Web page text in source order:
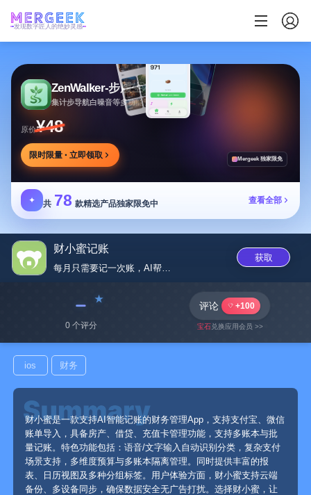
发现数字匠人的绝妙灵感
ZenWalker-步履生花
集计步导航白噪音等多功能于一体的健康应用
原价¥48
限时限量 · 立即领取 Mergeek 独家限免
✦ 共 78 款精选产品独家限免中 查看全部
财小蜜记账
每月只需要记一次账，AI帮你记...
获取
﹣
0 个评分
评论 +100
宝石兑换应用会员 >>
ios 财务
财小蜜是一款支持AI智能记账的财务管理App，支持支付宝、微信
账单导入，具备房产、借贷、充值卡管理功能，支持多账本与批
量记账。特色功能包括：语音/文字输入自动识别分类，复杂支付
场景支持，多维度预算与多账本隔离管理。同时提供丰富的报
表、日历视图及多种分组标签。用户体验方面，财小蜜支持云端
备份、多设备同步，确保数据安全无广告打扰。选择财小蜜，让